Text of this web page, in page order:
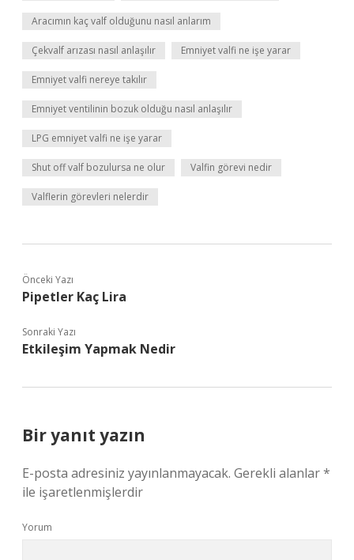
Aracımın kaç valf olduğunu nasıl anlarım
Çekvalf arızası nasıl anlaşılır Emniyet valfi ne işe yarar
Emniyet valfi nereye takılır
Emniyet ventilinin bozuk olduğu nasıl anlaşılır
LPG emniyet valfi ne işe yarar
Shut off valf bozulursa ne olur Valfin görevi nedir
Valflerin görevleri nelerdir
Önceki Yazı
Pipetler Kaç Lira
Sonraki Yazı
Etkileşim Yapmak Nedir
Bir yanıt yazın
E-posta adresiniz yayınlanmayacak. Gerekli alanlar*
ile işaretlenmişlerdir
Yorum